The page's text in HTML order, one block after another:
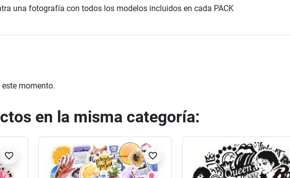
una fotografía con todos los modelos incluidos en cada PACK
momento.
en la misma categoría:
favorite_border favorite_border